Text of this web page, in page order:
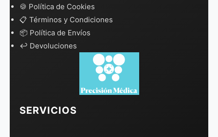
🍪 Política de Cookies
📋 Términos y Condiciones
📦 Política de Envíos
↩️ Devoluciones
SERVICIOS